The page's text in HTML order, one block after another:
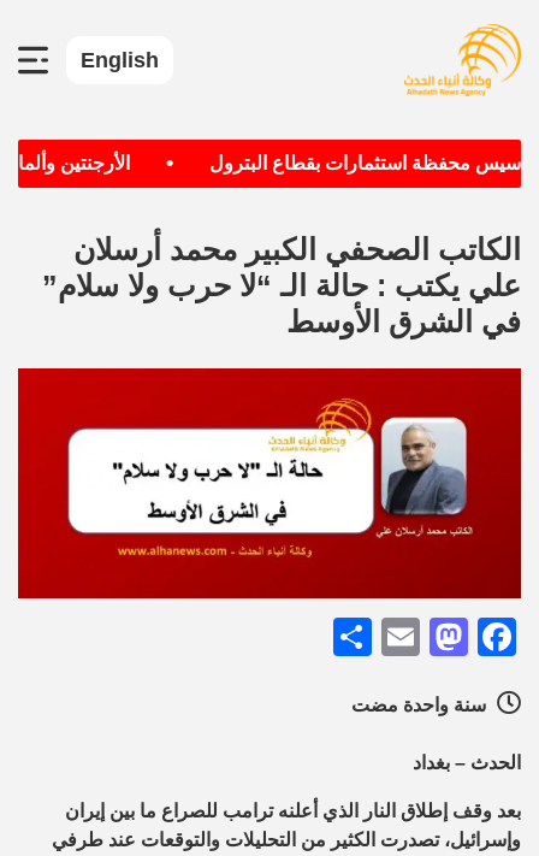
English
محفظة استثمارات بقطاع البترول الأرجنتين
الكاتب الصحفي الكبير محمد أرسلان
علي يكتب : حالة الـ “لا حرب ولا سلام”
في الشرق الأوسط
Facebook
Mastodon
Email
سنة واحدة مضت
الحدث – بغداد
بعد وقف إطلاق النار الذي أعلنه ترامب للصراع ما بين إيران
وإسرائيل، تصدرت الكثير من التحليلات والتوقعات عند طرفي